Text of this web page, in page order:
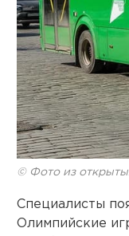
© Фото из
Специалисты
Олимпийские